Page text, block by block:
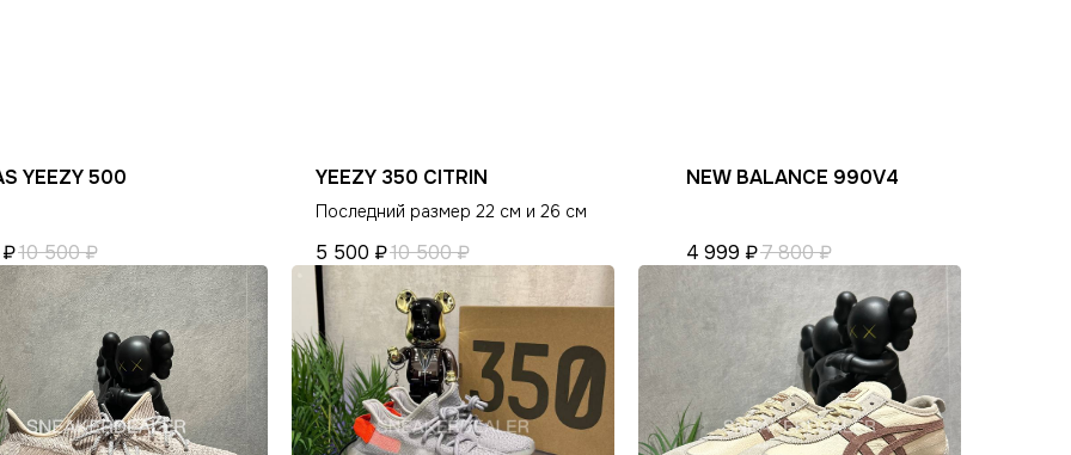
YEEZY 500
₽10 500₽
YEEZY 350 CITRIN
Последний размер 22 см и 26 см
5 500 ₽10 500₽
NEW BALANCE 990V4
4 999 ₽7 800₽